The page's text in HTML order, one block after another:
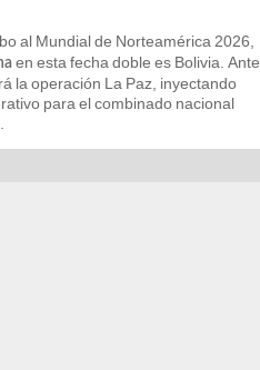
al Mundial de Norteamérica 2026,
en esta fecha doble es Bolivia. Ante
la operación La Paz, inyectando
para el combinado nacional